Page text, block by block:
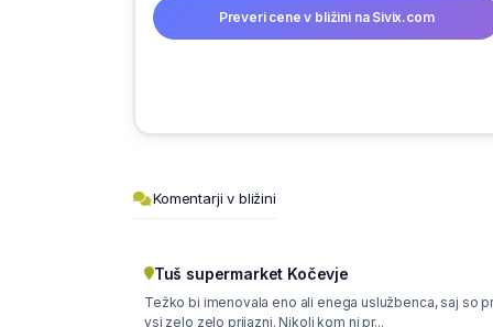
Preveri cene v bližini na Sivix.com
Komentarji v bližini
Tuš supermarket Kočevje
Težko bi imenovala eno ali enega uslužbenca, saj so
vsi zelo zelo prijazni. Nikoli kom ni pr...